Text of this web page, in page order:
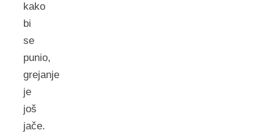
kako
bi
se
punio,
grejanje
je
još
jače.